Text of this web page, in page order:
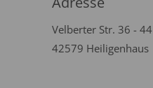
Velberter Str. 36 - 44
42579 Heiligenhaus